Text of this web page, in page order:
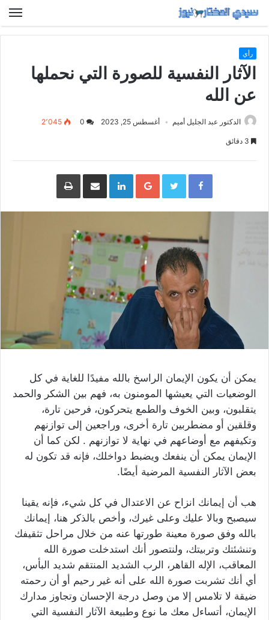
رأي
الآثار النفسية للصورة التي نحملها
عن الله
الدكتور عبد الجليل أميم أغسطس 25, 2023 2٬045
Google+
LinkedInمشاركة
البريد
طباعة
يمكن أن يكون الإيمان الراسخ بالله مفيدًا للغاية في كل
الوضعيات التي يعيشها المومنون به، فهم بين الشكر والحمد
يتقلبون، وبين الخوف والطمع يتحركون، فرحين تارة،
وقلقين أو مضطربين تارة أخرى، وراجعين إلى توازنهم
وتكيفهم مع أوضاعهم في نهاية لا توازنهم . لكن كما أن
الإيمان يمكن أن ينفعك ويضبط دواخلك، فإنه قد تكون له
بعض الآثار النفسية المرضية أيضًا.
هب أن إيمانك انزاح عن الاعتدال في كل شيء، فإنه يقينا
سيصبح وبالا عليك وعلى غيرك، وأخص بالذكر هنا، إيمانك
بالله وفق صورة معينة طورتها عنه من خلال مراحل تثقيفك
وتنشئتك وتربيتك، ولنتصور أنك استدخلت صورة الله
المعاقب، الإله القاهر، الرب الشديد المنتقم شديد البأس،
أي أنك تشربت صورة الله على أنه غير رحيم أو أن رحمته
ضيقة لا تلامس إلا من وصل درجة الإحسان وتجاوز مدارك
الإيمان، أتساءل معك ما نوع وطبيعة الآثار النفسية التي